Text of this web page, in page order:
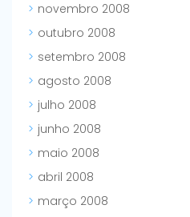
novembro 2008
outubro 2008
setembro 2008
agosto 2008
julho 2008
junho 2008
maio 2008
abril 2008
março 2008